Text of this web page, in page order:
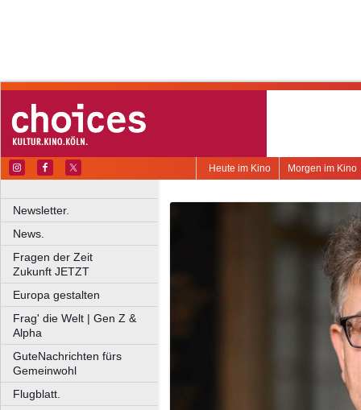
Morgen im Kino
Heute im Kino
Newsletter.
News.
Fragen der Zeit
Zukunft JETZT
Europa gestalten
Frag' die Welt | Gen Z &
Alpha
GuteNachrichten fürs
Gemeinwohl
Flugblatt.